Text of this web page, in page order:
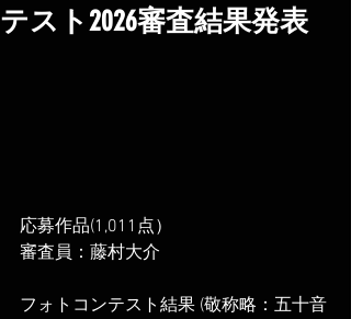
テスト2026審査結果発表
応募作品(1,011点）
審査員：藤村大介
フォトコンテスト結果 (敬称略：五十音